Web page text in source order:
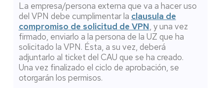
La empresa/persona externa que va a hacer uso
del VPN debe cumplimentar la clausula de
compromiso de solicitud de VPN, y una vez
firmado, enviarlo a la persona de la UZ que ha
solicitado la VPN. Ésta, a su vez, deberá
adjuntarlo al ticket del CAU que se ha creado.
Una vez finalizado el ciclo de aprobación, se
otorgarán los permisos.